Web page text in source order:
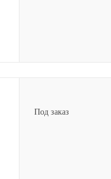
Под заказ